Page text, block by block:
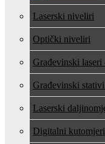
Laserski niveliri
Optički niveliri
Građevinski
Građevinski
Laserski
Digitalni kutomjeri